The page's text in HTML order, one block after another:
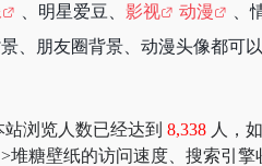
、明星爱豆、 影视 动漫 、
、朋友圈背景、动漫头像都可以
浏览人数已经达到 8,338 人，
堆糖壁纸的访问速度、搜索引